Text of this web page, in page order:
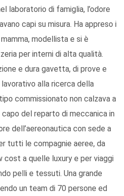
laboratorio di famiglia, l’odore
capi su misura. Ha appreso i
modellista e si è
per interni di alta qualità.
e dura gavetta, di prove e
alla ricerca della
commissionato non calzava a
del reparto di meccanica in
dell’aereonautica con sede a
tutti le compagnie aeree, da
cost a quelle luxury e per viaggi
pelli e tessuti. Una grande
un team di 70 persone ed